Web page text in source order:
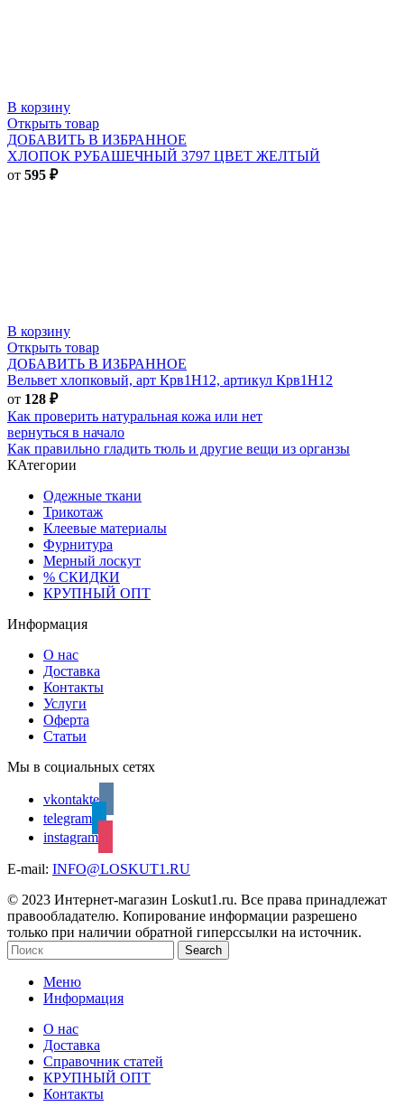
В корзину
Открыть товар
ДОБАВИТЬ В ИЗБРАННОЕ
ХЛОПОК РУБАШЕЧНЫЙ 3797 ЦВЕТ ЖЕЛТЫЙ
от 595 ₽
В корзину
Открыть товар
ДОБАВИТЬ В ИЗБРАННОЕ
Вельвет хлопковый, арт Крв1Н12, артикул Крв1Н12
от 128 ₽
Как проверить натуральная кожа или нет
вернуться в начало
Как правильно гладить тюль и другие вещи из органзы
КАтегории
Одежные ткани
Трикотаж
Клеевые материалы
Фурнитура
Мерный лоскут
% СКИДКИ
КРУПНЫЙ ОПТ
Информация
О нас
Доставка
Контакты
Услуги
Оферта
Статьи
Мы в социальных сетях
vkontakte
telegram
instagram
E-mail: INFO@LOSKUT1.RU
© 2023 Интернет-магазин Loskut1.ru. Все права принадлежат
правообладателю. Копирование информации разрешено
только при наличии обратной гиперссылки на источник.
Search
Меню
Информация
О нас
Доставка
Справочник статей
КРУПНЫЙ ОПТ
Контакты